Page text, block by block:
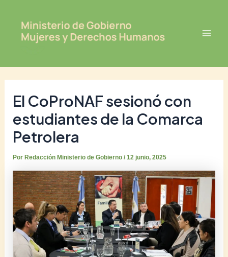
contenido
El CoProNAF sesionó con
estudiantes de la Comarca
Petrolera
Por Redacción Ministerio de Gobierno/12 junio, 2025
navigation